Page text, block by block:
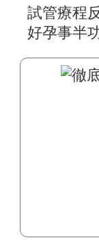
試管療程
好孕事半